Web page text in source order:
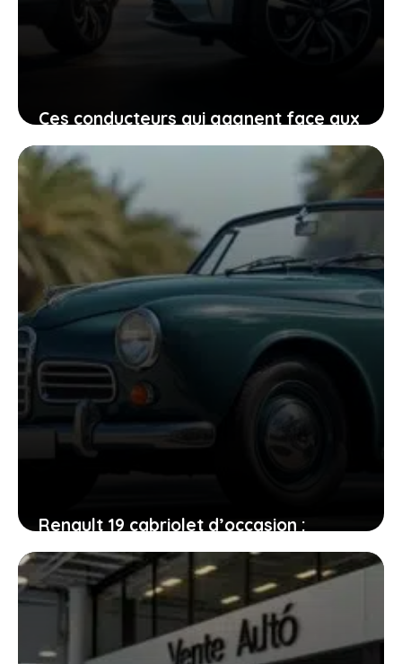
Ces conducteurs qui gagnent face aux
constructeurs pour autonomie trop
faible, ce que vous devez comprendre
avant d’acheter
15 janvier 2026
Renault 19 cabriolet d’occasion :
conseils et témoignages pour faire le
bon choix
13 janvier 2026